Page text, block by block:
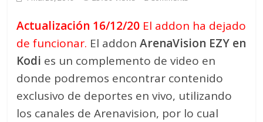
Actualización 16/12/20 El addon ha dejado
de funcionar. El addonArenaVision EZY en
Kodi es un complemento de video en
donde podremos encontrar contenido
exclusivo de deportes en vivo, utilizando
los canales de Arenavision, por lo cual